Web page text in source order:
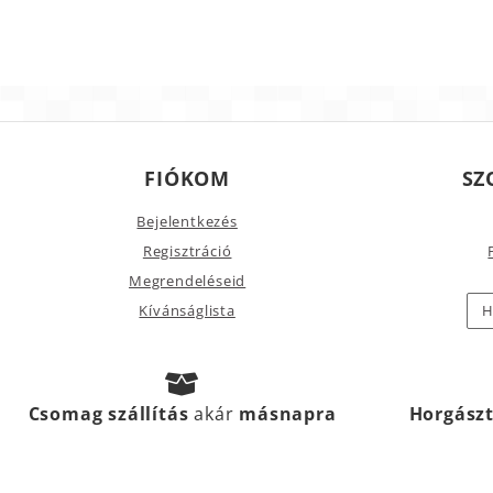
FIÓKOM
Bejelentkezés
Regisztráció
Megrendeléseid
Kívánságlista
Csomag szállításakár másnapra